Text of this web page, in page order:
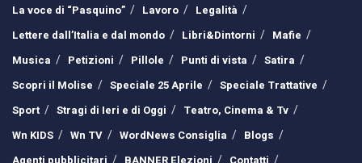
La voce di “Pasquino”
Lavoro
Legalità
Lettere dall’Italia e dal mondo
Libri&Dintorni
Mafie
Musica
Petizioni Pillole Punti di vista
Satira
Scopri il Molise
Speciale 25 Aprile
Speciale Trattative
Sport
Stragi di Ieri e di Oggi
Teatro, Cinema & Tv
Wn KIDS
Wn TV WordNews Consiglia
Blogs
Agenti pubblicitari
BANNER Elezioni Contatti